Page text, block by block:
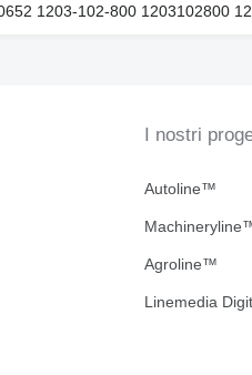
1203-102-800 1203102800
I nostri
Autoline™
Agroline™
Linemedia